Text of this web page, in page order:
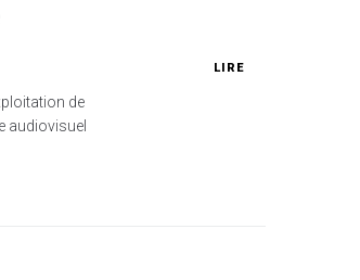
de
audiovisuel
LIRE